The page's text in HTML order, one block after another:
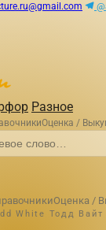
Разное
Оценка /
Оценка /
White Тодд Вайт